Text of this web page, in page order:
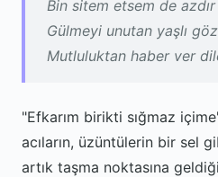
Bin sitem etsem de
Gülmeyi unutan yaşlı
Mutluluktan haber ver
"Efkarım birikti sığmaz
acıların, üzüntülerin bir sel
artık taşma noktasına